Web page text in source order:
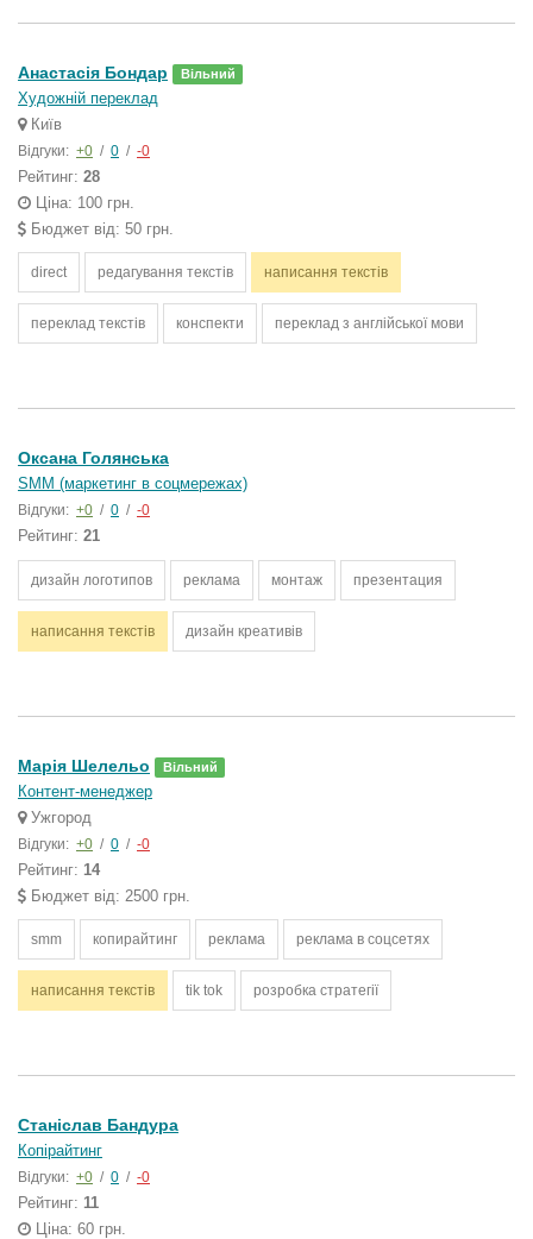
Анастасія Бондар Вільний
Художній переклад
Київ
Відгуки: +0 / 0 / -0
Рейтинг: 28
Ціна: 100 грн.
Бюджет від: 50 грн.
direct редагування текстів написання текстів
переклад текстів конспекти переклад з англійської мови
Оксана Голянська
SMM (маркетинг в соцмережах)
Відгуки: +0 / 0 / -0
Рейтинг: 21
дизайн логотипов реклама монтаж презентация
написання текстів дизайн креативів
Марія Шелельо Вільний
Контент-менеджер
Ужгород
Відгуки: +0 / 0 / -0
Рейтинг: 14
Бюджет від: 2500 грн.
smm копирайтинг реклама реклама в соцсетях
написання текстів tik tok розробка стратегії
Станіслав Бандура
Копірайтинг
Відгуки: +0 / 0 / -0
Рейтинг: 11
Ціна: 60 грн.